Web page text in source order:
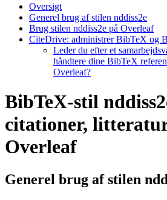
Oversigt
Generel brug af stilen nddiss2e
Brug stilen nddiss2e på Overleaf
CiteDrive: administrer BibTeX og
Leder du efter et
håndtere dine BibTeX
Overleaf?
BibTeX-stil
citationer,
Overleaf
Generel brug af stilen